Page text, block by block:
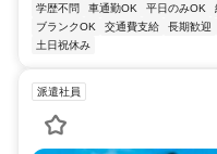
学歴不問
車通勤OK 平日のみOK
ブランクOK
交通費支給 長期歓迎
土日祝休み
派遣社員